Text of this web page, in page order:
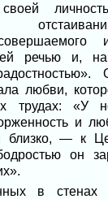
речью и,
любви,
трудах: «У
и
близко, — к
он
в стенах